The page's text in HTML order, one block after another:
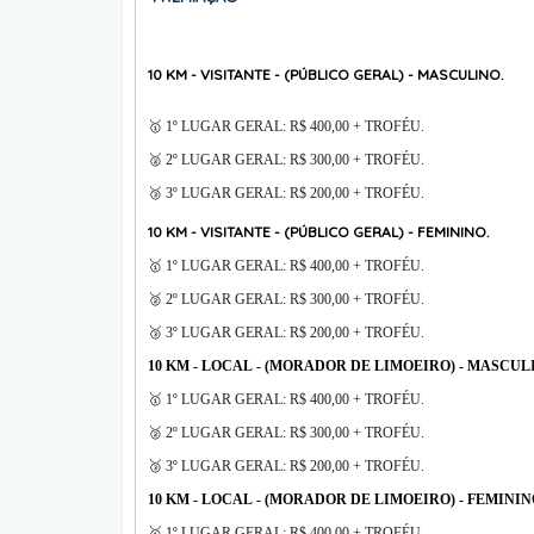
10 KM - VISITANTE - (PÚBLICO GERAL) - MASCULINO.
🥇 1º LUGAR GERAL: R$ 400,00 + TROFÉU.
🥈 2º LUGAR GERAL: R$ 300,00 + TROFÉU.
🥉 3º LUGAR GERAL: R$ 200,00 + TROFÉU.
10 KM - VISITANTE - (PÚBLICO GERAL) - FEMININO.
🥇 1º LUGAR GERAL: R$ 400,00 + TROFÉU.
🥈 2º LUGAR GERAL: R$ 300,00 + TROFÉU.
🥉 3º LUGAR GERAL: R$ 200,00 + TROFÉU.
10 KM - LOCAL - (MORADOR DE LIMOEIRO) -
🥇 1º LUGAR GERAL: R$ 400,00 + TROFÉU.
🥈 2º LUGAR GERAL: R$ 300,00 + TROFÉU.
🥉 3º LUGAR GERAL: R$ 200,00 + TROFÉU.
10 KM - LOCAL - (MORADOR DE LIMOEIRO) -